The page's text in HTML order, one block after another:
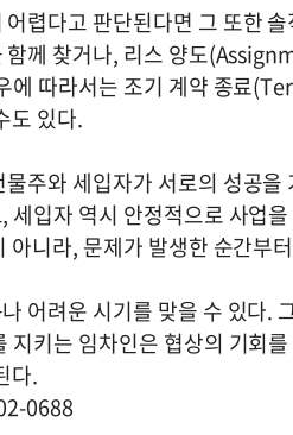
렵다고 판단된다면 그 또한
함께 찾거나, 리스 양도
에 따라서는 조기 계약 종료
도 있다.
주와 세입자가 서로의 성공
세입자 역시 안정적으로 사업
아니라, 문제가 발생한 순간부
어려운 시기를 맞을 수 있다.
지키는 임차인은 협상의 기회
다.
0688